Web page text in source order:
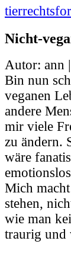
Nicht-
Autor: ann
Bin nun
veganen
andere
mir viele
zu ändern.
wäre
Mich
stehen,
wie man
traurig und